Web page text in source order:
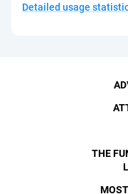
Detailed usage
THE